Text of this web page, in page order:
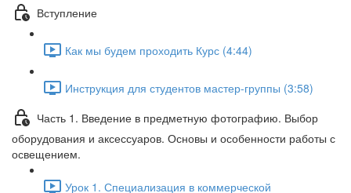
Вступление
Как мы будем проходить Курс (4:44)
Инструкция для студентов мастер-группы (3:58)
Часть 1. Введение в предметную фотографию. Выбор
оборудования и аксессуаров. Основы и особенности работы с
освещением.
Урок 1. Специализация в коммерческой